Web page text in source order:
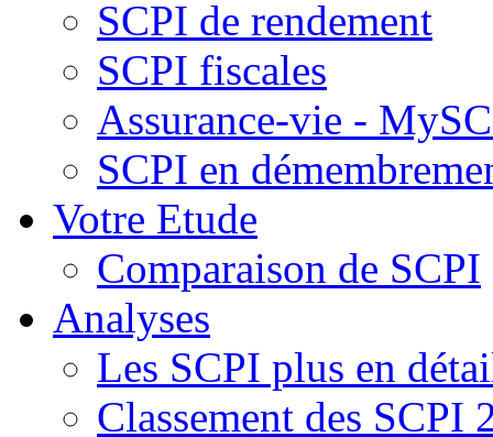
SCPI de rendement
SCPI fiscales
Assurance-vie -
SCPI en
Votre Etude
Comparaison de SCPI
Analyses
Les SCPI plus en
Classement des SCPI